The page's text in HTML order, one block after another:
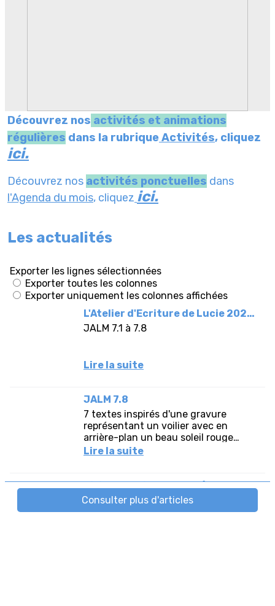
Découvrez nos activités et animations
régulières dans la rubrique Activités, cliquez
ici.
Découvrez nos activités ponctuelles dans
l'Agenda du mois, cliquez ici.
Les actualités